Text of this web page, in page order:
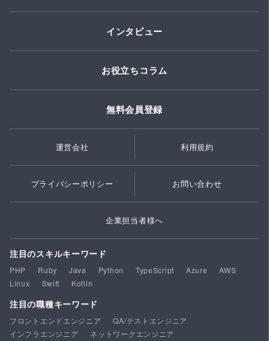
インタビュー
お役立ちコラム
無料会員登録
運営会社 利用規約
プライバシーポリシー お問い合わせ
企業担当者様へ
注目のスキルキーワード
PHP Ruby Java Python TypeScript Azure
AWS
Linux
Swift Kotlin
注目の職種キーワード
フロントエンドエンジニア
QA/テストエンジニア
インフラエンジニア
ネットワークエンジニア